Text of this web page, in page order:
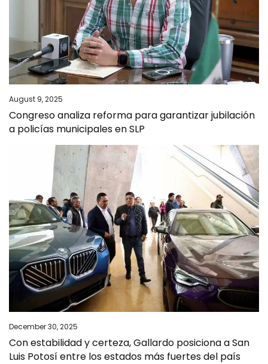
August 9, 2025
Congreso analiza reforma para garantizar jubilación
a policías municipales en SLP
December 30, 2025
Con estabilidad y certeza, Gallardo posiciona a San
Luis Potosí entre los estados más fuertes del país